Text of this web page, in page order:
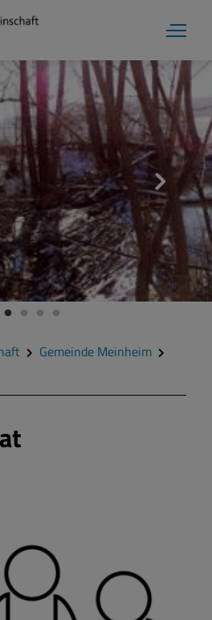
Berolzheim
Gemeinde Meinheim